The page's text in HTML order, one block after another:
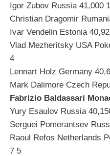
Igor Zubov Russia 41,000
Christian Dragomir
Ivar Vendelin Estonia
Vlad Mezheritsky USA
4
Lennart Holz Germany
Mark Dalimore Czech
Fabrizio Baldassari
Yury Esaulov Russia
Serguei Pomerantsev
Raoul Refos Netherlands
7 5